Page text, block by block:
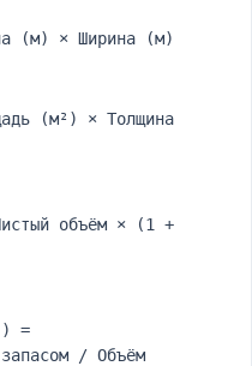
(м) × Ширина (м)
(м²) × Толщина
объём × (1 +
=
/ Объём